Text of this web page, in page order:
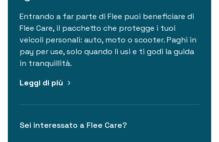
Entrando a far parte di Flee puoi beneficiare di
Flee Care, il pacchetto che protegge i tuoi
veicoli personali: auto, moto o scooter. Paghi in
pay per use, solo quando li usi e ti godi la guida
in tranquillità.
Leggi di più
Sei interessato a Flee Care?